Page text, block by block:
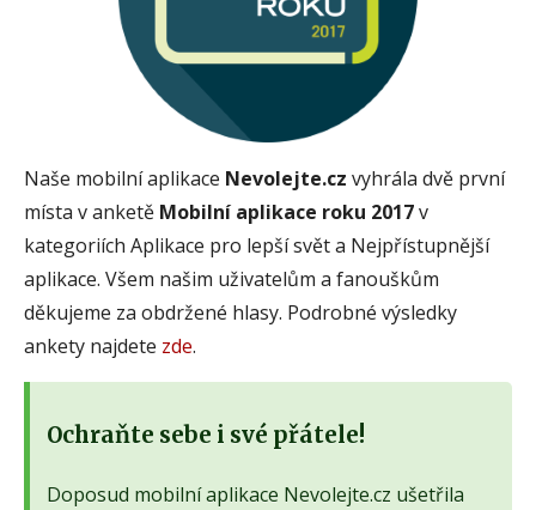
Naše mobilní aplikace Nevolejte.cz vyhrála dvě první
místa v anketě Mobilní aplikace roku 2017v
kategoriích Aplikace pro lepší svět a Nejpřístupnější
aplikace. Všem našim uživatelům a fanouškům
děkujeme za obdržené hlasy. Podrobné výsledky
ankety najdete zde.
Ochraňte sebe i své přátele!
Doposud mobilní aplikace Nevolejte.cz ušetřila